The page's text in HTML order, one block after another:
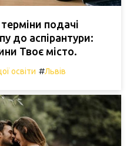
подачі
до аспірантури:
Твоє місто.
освіти #Львів